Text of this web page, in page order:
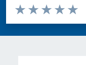
Valuta da 1 a 5 stelle la
Valuta 4
Valuta 3
Valuta 2 stelle
Valuta 1 stelle su 5